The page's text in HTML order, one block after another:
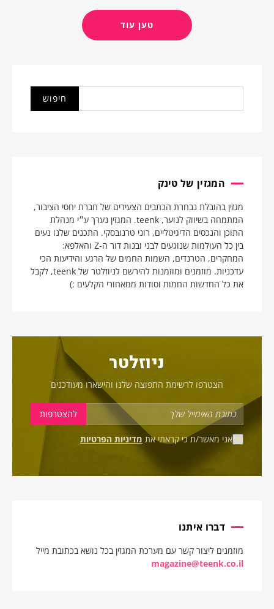
טען עוד
המגזין של טינק
מגזין בהובלת נבחרת הכתבים הצעירים של חברת יחסי הציבור,
המתמחה בשיווק לנוער, teenk. המגזין נערך ע״י מנהלת
התוכן והנכסים הדיגיטליים, רוני טרנובסקי. התכנים שלנו נעים
בין כל העולמות שנוגעים לבני ובנות דור ה-Z והאלפא:
המחקרים, הטרנדים, השמות החמים של הרגע והידיעות הכי
עדכניות. מוזמנים ומוזמנות להירשם לניוזלטר של teenk, לקבל
את כל החדשות החמות וסודות ממאחורי הקלעים ;)
ניוזלטר
הצטרפו לרשימת התפוצה שלנו והישארו מעודכנים
אני מאשר/ת כי קראתי את מדיניות הפרטיות
דברו איתנו
מוזמנים ליצור קשר עם מערכת המגזין בכל נושא בכתובת מייל
magazine@teenk.co.il